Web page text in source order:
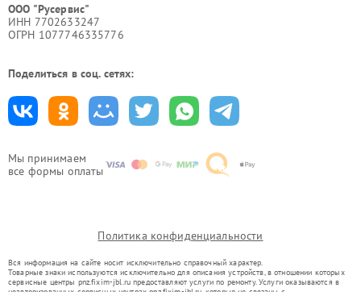
Мы принимаем
все формы оплаты
ООО "Русервис"
ИНН 7702633247
ОГРН 1077746335776
Поделиться в соц. сетях:
Политика конфиденциальности
Вся информация на сайте носит исключительно справочный характер.
Товарные знаки используются исключительно для описания устройств, в отношении которых
сервисные центры pnz.fixim-jbl.ru предоставляют услуги по ремонту. Услуги оказываются в